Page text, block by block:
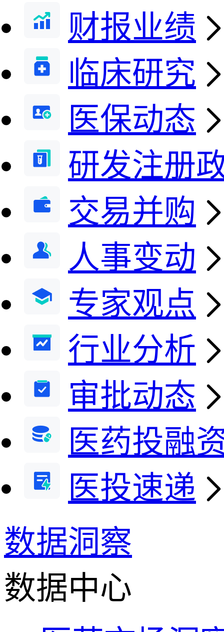
财报业绩
临床研究
医保动态
研发注册
交易并购
人事变动
专家观点
行业分析
审批动态
医药投融
医投速递
数据洞察
数据中心